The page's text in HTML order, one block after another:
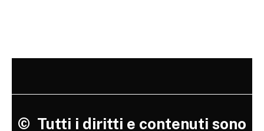
© Tutti i diritti e contenuti sono